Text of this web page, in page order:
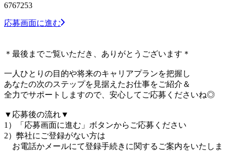
6767253
応募画面に進む
＊最後までご覧いただき、ありがとうございます＊
一人ひとりの目的や将来のキャリアプランを把握し
あなたの次のステップを見据えたお仕事をご紹介＆
全力でサポートしますので、安心してご応募くださいね◎
▼応募後の流れ▼
1）「応募画面に進む」ボタンからご応募ください
2）弊社にご登録がない方は
お電話かメールにて登録手続きに関するご案内をいたしま